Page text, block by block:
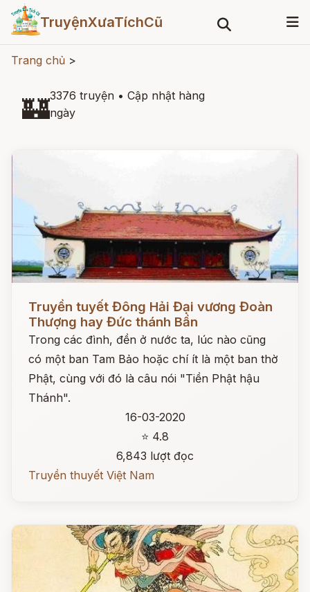
TruyệnXưaTíchCũ
Trang chủ >
🏰3376 truyện • Cập nhật hàng
ngày
Đọc ngay
Truyền tuyết Đông Hải Đại vương Đoàn
Thượng hay Đức thánh Bần
Trong các đình, đền ở nước ta, lúc nào cũng
có một ban Tam Bảo hoặc chí ít là một ban thờ
Phật, cùng với đó là câu nói "Tiền Phật hậu
Thánh".
16-03-2020
⭐ 4.8
6,843 lượt đọc
Truyền thuyết Việt Nam